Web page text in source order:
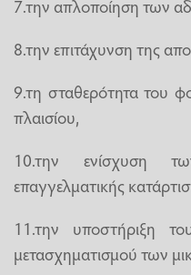
7.την απλοποίηση των
8.την επιτάχυνση της
9.τη σταθερότητα του
πλαισίου,
10.την ενίσχυση
επαγγελματικής
11.την υποστήριξη
μετασχηματισμού των